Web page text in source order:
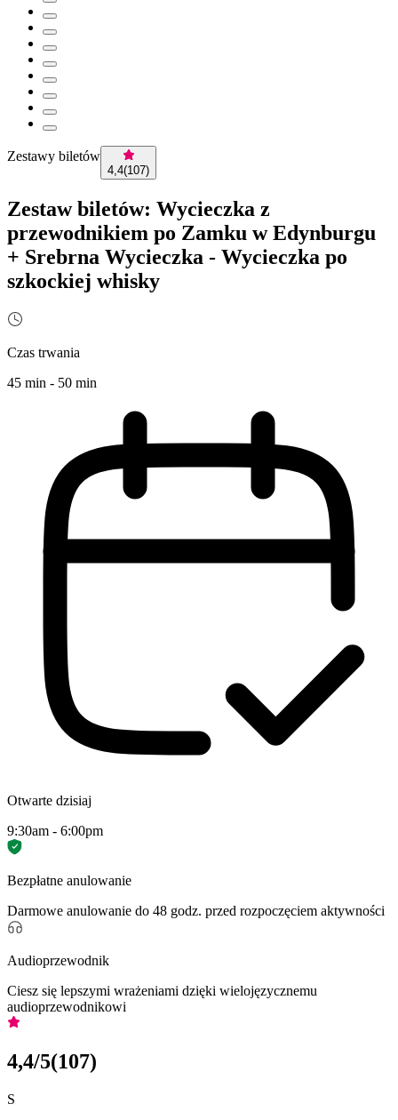
Zestawy biletów
4,4(107)
Zestaw biletów: Wycieczka z
przewodnikiem po Zamku w Edynburgu
+ Srebrna Wycieczka - Wycieczka po
szkockiej whisky
Czas trwania
45 min - 50 min
Otwarte dzisiaj
9:30am - 6:00pm
Bezpłatne anulowanie
Darmowe anulowanie do 48 godz. przed rozpoczęciem aktywności
Audioprzewodnik
Ciesz się lepszymi wrażeniami dzięki wielojęzycznemu
audioprzewodnikowi
4,4/5(107)
S